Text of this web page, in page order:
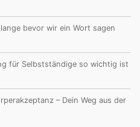
bevor wir ein Wort sagen
für Selbstständige so wichtig ist
– Dein Weg aus der